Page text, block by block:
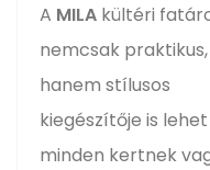
A MILA kültéri
nemcsak praktikus,
hanem stílusos
kiegészítője is lehet
minden kertnek